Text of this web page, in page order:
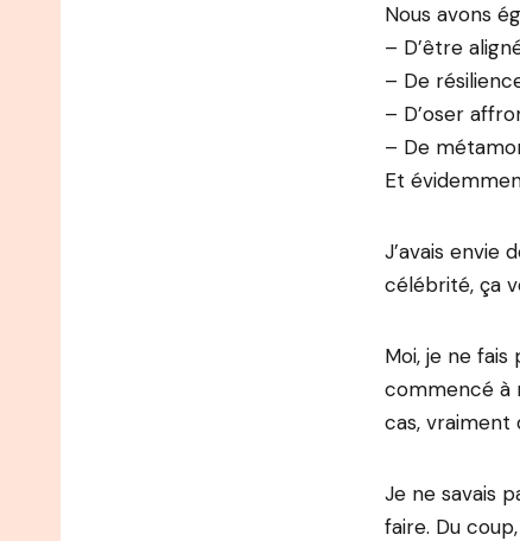
Nous avons
– D’être
– De
– D’oser
– De
Et
J’avais envie
célébrité, ça
Moi, je ne
commencé à
cas, vraiment
Je ne savais
faire. Du